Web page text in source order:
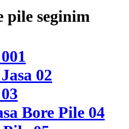
pile seginim